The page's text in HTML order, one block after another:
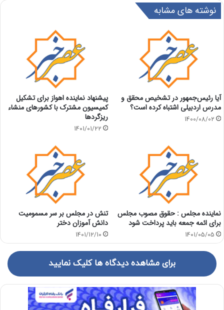
نوشته های مشابه
آیا رئیس‌جمهور در تشخیص محقق و
مدرس اردبیلی اشتباه کرده است؟
1400/08/02
پیشنهاد نماینده اهواز برای تشکیل
کمیسیون مشترک با کشورهای منشاء
ریزگردها
1401/01/22
نماینده مجلس : حقوق مصوب مجلس
برای ائمه جمعه باید پرداخت شود
1401/05/05
تنش در مجلس بر سر مسمومیت
دانش آموزان دختر
1401/12/10
برای مشاهده دیدگاه ها کلیک نمایید